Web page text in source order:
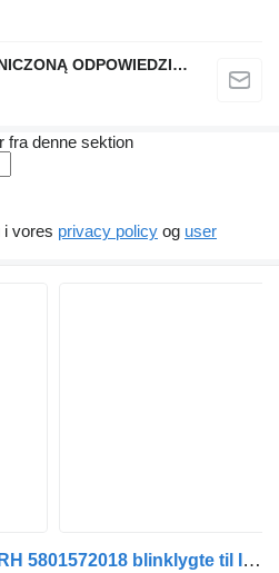
QINDITO SPÓŁKA Z OGRANICZONĄ ODPOWIEDZIALNOŚCIĄ
fra denne sektion
i vores privacy policy og user
IVECO KNIPPERLICHT RH 5801572018 blinklygte til IVECO STRALIS trækker